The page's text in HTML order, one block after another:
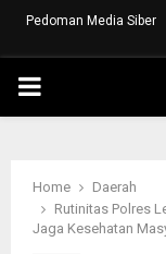
Pedoman Media Siber
PRIMARY
Home
Daerah
Rutinitas Polres
Jaga Kesehatan